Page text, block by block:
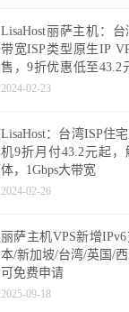
LisaHost丽萨主机：台
带宽ISP类型原生IP
售，9折优惠低至43.2
付款366元，推荐作为
2024-02-23
LisaHost：台湾ISP住
机9折月付43.2元起，
体，1Gbps大带宽
2024-02-26
丽萨主机VPS新增IPv6
本/新加坡/台湾/英国/
可免费申请
2025-09-18